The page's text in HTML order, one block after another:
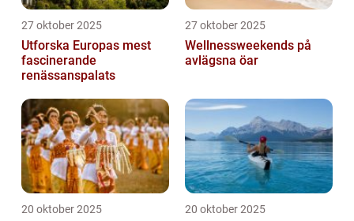
27 oktober 2025
Utforska Europas mest
fascinerande
renässanspalats
27 oktober 2025
Wellnessweekends på
avlägsna öar
20 oktober 2025 20 oktober 2025